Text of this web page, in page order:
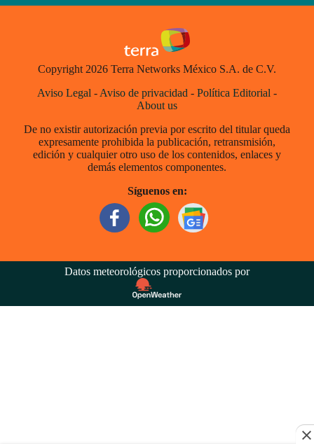
Copyright 2026 Terra Networks México S.A. de C.V.
Aviso Legal - Aviso de privacidad - Política Editorial -
About us
De no existir autorización previa por escrito del titular queda
expresamente prohibida la publicación, retransmisión,
edición y cualquier otro uso de los contenidos, enlaces y
demás elementos componentes.
Síguenos en:
Datos meteorológicos proporcionados por